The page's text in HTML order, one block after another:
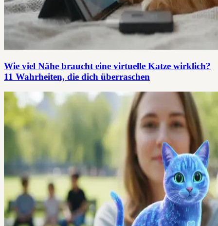
Wie viel Nähe braucht eine virtuelle Katze wirklich?
11 Wahrheiten, die dich überraschen